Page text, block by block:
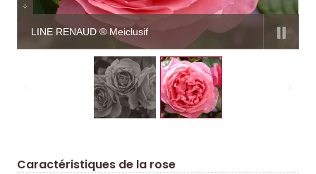
LINE RENAUD ® Meiclusif
Caractéristiques de la rose